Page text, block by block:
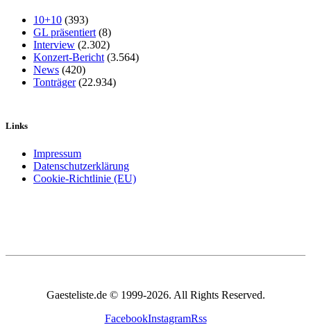
10+10 (393)
GL präsentiert (8)
Interview (2.302)
Konzert-Bericht (3.564)
News (420)
Tonträger(22.934)
Links
Impressum
Datenschutzerklärung
Cookie-Richtlinie (EU)
Gaesteliste.de © 1999-2026. All Rights Reserved.
FacebookInstagramRss